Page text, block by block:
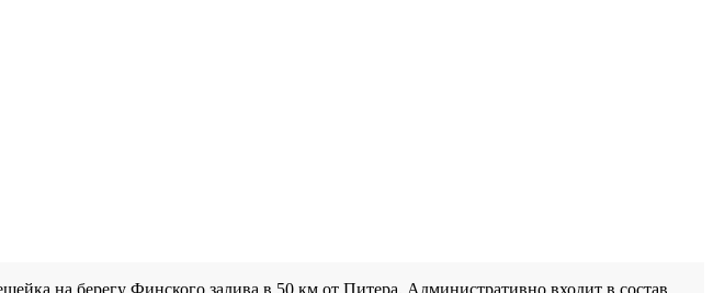
на берегу Финского залива в 50 км от Питера. Административно входит в состав